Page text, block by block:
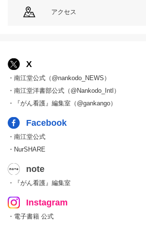
アクセス
X
・南江堂公式（@nankodo_NEWS）
・南江堂洋書部公式（@Nankodo_Intl）
・『がん看護』編集室（@gankango）
Facebook
・南江堂公式
・NurSHARE
note
・『がん看護』編集室
Instagram
・電子書籍 公式